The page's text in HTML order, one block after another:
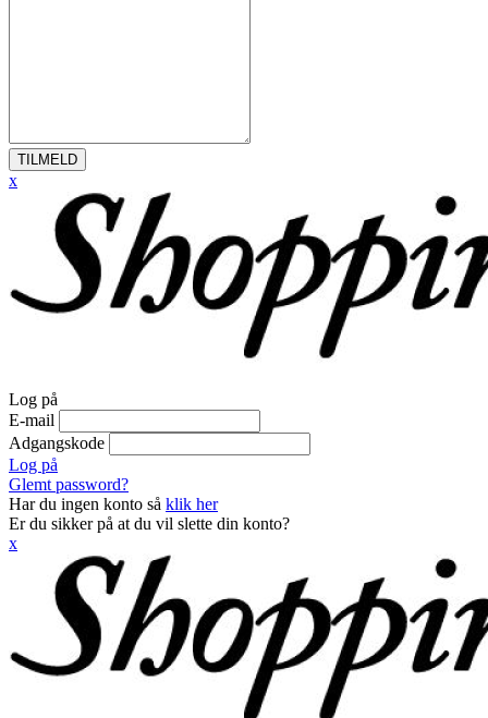
TILMELD
x
Log på
E-mail
Adgangskode
Log på
Glemt password?
Har du ingen konto så klik her
Er du sikker på at du vil slette din konto?
x